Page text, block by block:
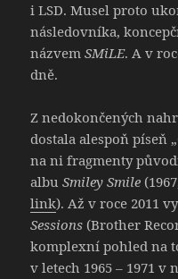
i LSD. Musel proto
následovníka,
názvemSMiLE. A v
dně.
Z nedokončených
dostala alespoň píseň
na ni fragmenty
albuSmiley Smile
link). Až v roce 2011
Sessions (Brother
komplexní pohled na
v letech 1965 – 1971